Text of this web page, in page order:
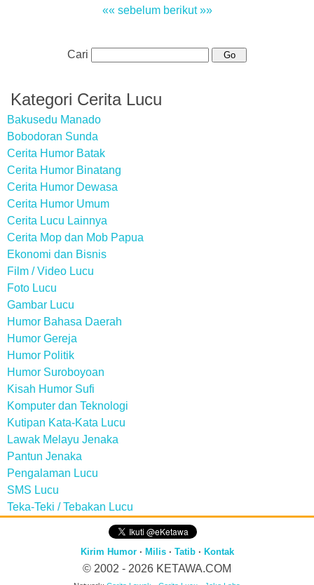
«« sebelum berikut »»
Cari
Kategori Cerita Lucu
Bakusedu Manado
Bobodoran Sunda
Cerita Humor Batak
Cerita Humor Binatang
Cerita Humor Dewasa
Cerita Humor Umum
Cerita Lucu Lainnya
Cerita Mop dan Mob Papua
Ekonomi dan Bisnis
Film / Video Lucu
Foto Lucu
Gambar Lucu
Humor Bahasa Daerah
Humor Gereja
Humor Politik
Humor Suroboyoan
Kisah Humor Sufi
Komputer dan Teknologi
Kutipan Kata-Kata Lucu
Lawak Melayu Jenaka
Pantun Jenaka
Pengalaman Lucu
SMS Lucu
Teka-Teki / Tebakan Lucu
Kirim Humor· Milis· Tatib· Kontak
© 2002 - 2026 KETAWA.COM